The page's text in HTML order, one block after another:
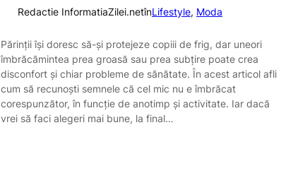
Redactie InformatiaZilei.netînLifestyle, Moda
Părinții își doresc să-și protejeze copiii de frig, dar uneori
îmbrăcămintea prea groasă sau prea subțire poate crea
disconfort și chiar probleme de sănătate. În acest articol afli
cum să recunoști semnele că cel mic nu e îmbrăcat
corespunzător, în funcție de anotimp și activitate. Iar dacă
vrei să faci alegeri mai bune, la final…